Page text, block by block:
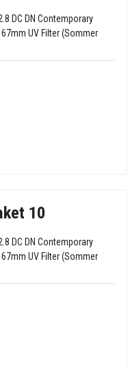
DC DN Contemporary
UV Filter (Sommer
10
DC DN Contemporary
UV Filter (Sommer